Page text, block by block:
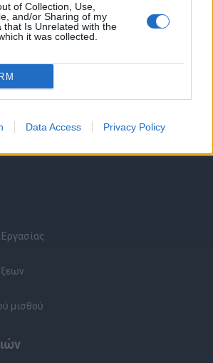
of Collection, Use,
and/or Sharing of my
that Is Unrelated with the
it was collected.
Data Access Privacy Policy
μισθού